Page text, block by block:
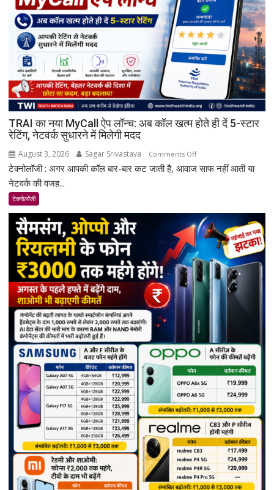
TRAI का नया MyCall ऐप लॉन्च: अब कॉल खत्म होते ही दें 5-स्टार
रेटिंग, नेटवर्क सुधारने में मिलेगी मदद
August 3, 2026 Sagar Srivastava Comments Offon
TRAI
ऐप
लॉन्च:
अब
कॉल
खत्म
5-
स्टार
रेटिंग,
नेटवर्क
सुधारने
में
मिलेगी
मदद
टेक्नोलॉजी : अगर आपकी कॉल बार-बार कट जाती है, आवाज साफ नहीं आती या
नेटवर्क की वजह...
टेक्नोलॉजी